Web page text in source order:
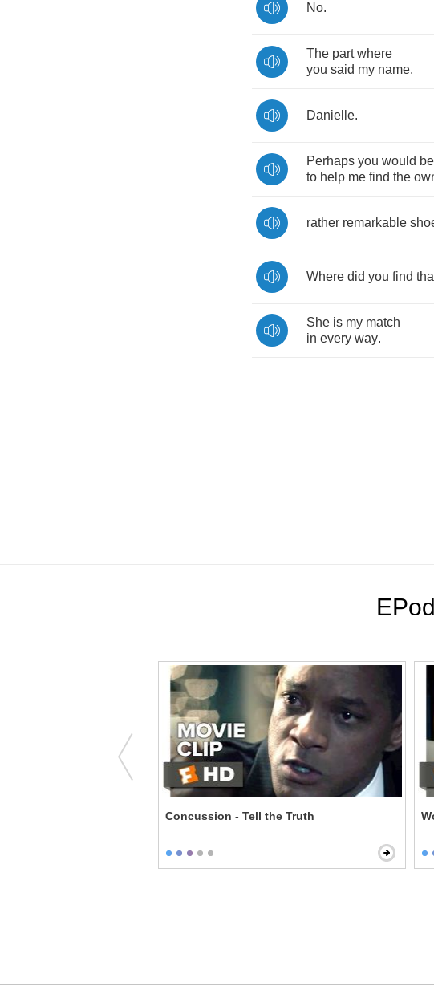
No.
The part where
you said my name.
Danielle.
Perhaps you would be
to help me find the
rather remarkable
Where did you find
She is my match
in every way.
Concussion - Tell the Truth